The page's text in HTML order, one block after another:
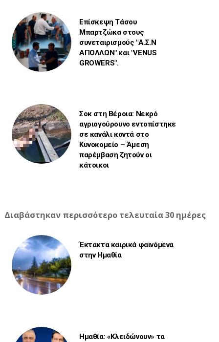
Επίσκεψη Τάσου
Μπαρτζώκα στους
συνεταιρισμούς "Α.Σ.Ν
ΑΠΟΛΛΩΝ" και "VENUS
GROWERS".
Σοκ στη Βέροια: Νεκρό
αγριογούρουνο εντοπίστηκε
σε κανάλι κοντά στο
Κυνοκομείο – Άμεση
παρέμβαση ζητούν οι
κάτοικοι
Διαβάστηκαν περισσότερο τελευταία 30 ημέρες
Έκτακτα καιρικά φαινόμενα
στην Ημαθία
Ημαθία: «Κλειδώνουν» τα